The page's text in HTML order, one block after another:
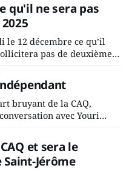
qu'il ne sera pas
le 12 décembre ce qu’il
pas de deuxième
Jérôme. Bourcier en a
employés de la ville,
traditionnel souper
bruyant de la CAQ,
avec Youri
décision. Y songeait-il
indépendant dans 2
par exemple les
Que lui
et sera le
Jérôme